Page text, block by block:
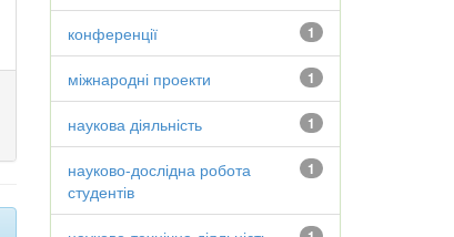
1
конференції
1
міжнародні проекти
1
наукова діяльність
1
науково-дослідна робота
студентів